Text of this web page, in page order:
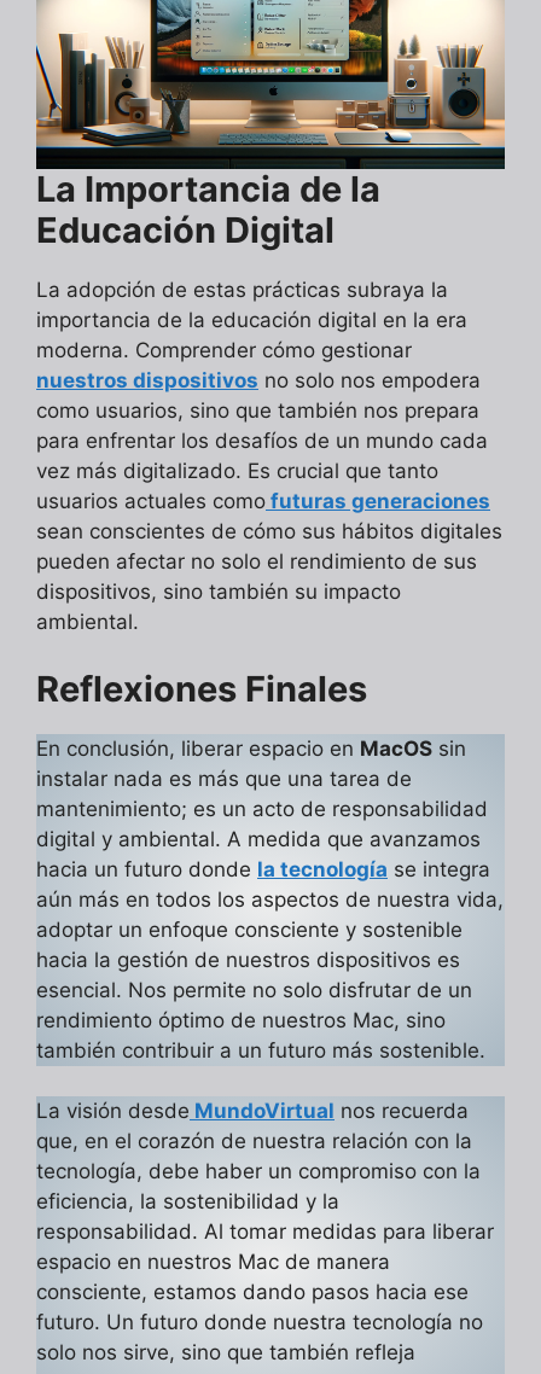
La Importancia de la
Educación Digital
La adopción de estas prácticas subraya la
importancia de la educación digital en la era
moderna. Comprender cómo gestionar
nuestros dispositivos no solo nos empodera
como usuarios, sino que también nos prepara
para enfrentar los desafíos de un mundo cada
vez más digitalizado. Es crucial que tanto
usuarios actuales como futuras generaciones
sean conscientes de cómo sus hábitos digitales
pueden afectar no solo el rendimiento de sus
dispositivos, sino también su impacto
ambiental.
Reflexiones Finales
En conclusión, liberar espacio en MacOS sin
instalar nada es más que una tarea de
mantenimiento; es un acto de responsabilidad
digital y ambiental. A medida que avanzamos
hacia un futuro donde la tecnología se integra
aún más en todos los aspectos de nuestra vida,
adoptar un enfoque consciente y sostenible
hacia la gestión de nuestros dispositivos es
esencial. Nos permite no solo disfrutar de un
rendimiento óptimo de nuestros Mac, sino
también contribuir a un futuro más sostenible.
La visión desde MundoVirtual nos recuerda
que, en el corazón de nuestra relación con la
tecnología, debe haber un compromiso con la
eficiencia, la sostenibilidad y la
responsabilidad. Al tomar medidas para liberar
espacio en nuestros Mac de manera
consciente, estamos dando pasos hacia ese
futuro. Un futuro donde nuestra tecnología no
solo nos sirve, sino que también refleja